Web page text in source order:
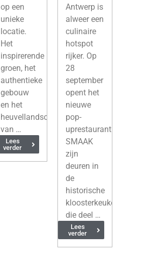
op een
unieke
locatie.
Het
inspirerende
groen, het
authentieke
gebouw
en het
heuvellandschap
van …
Lees
verder
Antwerp is
alweer een
culinaire
hotspot
rijker. Op
28
september
opent het
nieuwe
pop-
uprestaurant
SMAAK
zijn
deuren in
de
historische
kloosterkeukens
die deel …
Lees
verder